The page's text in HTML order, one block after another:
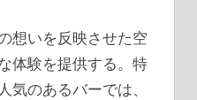
想いを反映させた空
体験を提供する。特
気のあるバーでは、